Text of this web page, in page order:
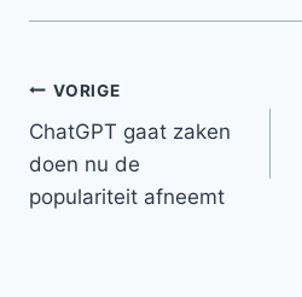
Bericht
navigatie
VORIGE
ChatGPT gaat zaken
doen nu de
populariteit afneemt